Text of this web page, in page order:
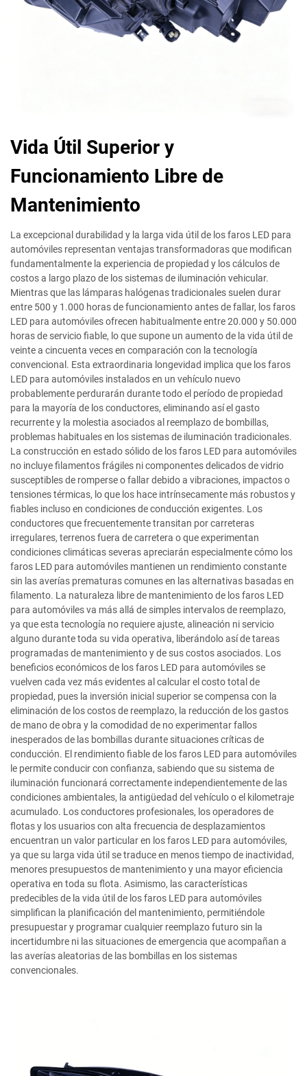
Vida Útil Superior y
Funcionamiento Libre de
Mantenimiento
La excepcional durabilidad y la larga vida útil de los faros LED para
automóviles representan ventajas transformadoras que modifican
fundamentalmente la experiencia de propiedad y los cálculos de
costos a largo plazo de los sistemas de iluminación vehicular.
Mientras que las lámparas halógenas tradicionales suelen durar
entre 500 y 1.000 horas de funcionamiento antes de fallar, los faros
LED para automóviles ofrecen habitualmente entre 20.000 y 50.000
horas de servicio fiable, lo que supone un aumento de la vida útil de
veinte a cincuenta veces en comparación con la tecnología
convencional. Esta extraordinaria longevidad implica que los faros
LED para automóviles instalados en un vehículo nuevo
probablemente perdurarán durante todo el período de propiedad
para la mayoría de los conductores, eliminando así el gasto
recurrente y la molestia asociados al reemplazo de bombillas,
problemas habituales en los sistemas de iluminación tradicionales.
La construcción en estado sólido de los faros LED para automóviles
no incluye filamentos frágiles ni componentes delicados de vidrio
susceptibles de romperse o fallar debido a vibraciones, impactos o
tensiones térmicas, lo que los hace intrínsecamente más robustos y
fiables incluso en condiciones de conducción exigentes. Los
conductores que frecuentemente transitan por carreteras
irregulares, terrenos fuera de carretera o que experimentan
condiciones climáticas severas apreciarán especialmente cómo los
faros LED para automóviles mantienen un rendimiento constante
sin las averías prematuras comunes en las alternativas basadas en
filamento. La naturaleza libre de mantenimiento de los faros LED
para automóviles va más allá de simples intervalos de reemplazo,
ya que esta tecnología no requiere ajuste, alineación ni servicio
alguno durante toda su vida operativa, liberándolo así de tareas
programadas de mantenimiento y de sus costos asociados. Los
beneficios económicos de los faros LED para automóviles se
vuelven cada vez más evidentes al calcular el costo total de
propiedad, pues la inversión inicial superior se compensa con la
eliminación de los costos de reemplazo, la reducción de los gastos
de mano de obra y la comodidad de no experimentar fallos
inesperados de las bombillas durante situaciones críticas de
conducción. El rendimiento fiable de los faros LED para automóviles
le permite conducir con confianza, sabiendo que su sistema de
iluminación funcionará correctamente independientemente de las
condiciones ambientales, la antigüedad del vehículo o el kilometraje
acumulado. Los conductores profesionales, los operadores de
flotas y los usuarios con alta frecuencia de desplazamientos
encuentran un valor particular en los faros LED para automóviles,
ya que su larga vida útil se traduce en menos tiempo de inactividad,
menores presupuestos de mantenimiento y una mayor eficiencia
operativa en toda su flota. Asimismo, las características
predecibles de la vida útil de los faros LED para automóviles
simplifican la planificación del mantenimiento, permitiéndole
presupuestar y programar cualquier reemplazo futuro sin la
incertidumbre ni las situaciones de emergencia que acompañan a
las averías aleatorias de las bombillas en los sistemas
convencionales.